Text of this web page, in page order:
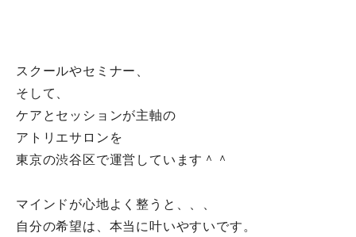
スクールやセミナー、
そして、
ケアとセッションが主軸の
アトリエサロンを
東京の渋谷区で運営しています＾＾
マインドが心地よく整うと、、、
自分の希望は、本当に叶いやすいです。